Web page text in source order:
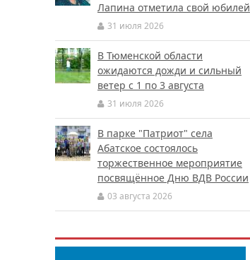
Лапина отметила свой юбилей
31 июля 2026
В Тюменской области
ожидаются дожди и сильный
ветер с 1 по 3 августа
31 июля 2026
В парке "Патриот" села
Абатское состоялось
торжественное мероприятие
посвящённое Дню ВДВ России
03 августа 2026